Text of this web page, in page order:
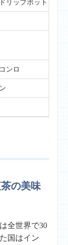
リップポット
ンロ
の美味
全世界で30
国はイン